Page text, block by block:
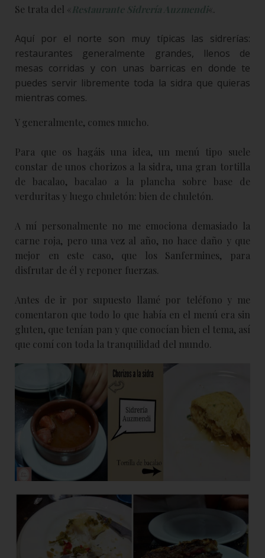
Se trata del « Restaurante Sidrería Auzmendi«.
Aquí por el norte son muy típicas las sidrerías:
restaurantes generalmente grandes, llenos de
mesas corridas y con unas barricas en donde te
puedes servir libremente toda la sidra que quieras
mientras comes.
Y generalmente, comes mucho.
Para que os hagáis una idea, un menú tipo suele
constar de unos chorizos a la sidra, una gran tortilla
de bacalao, bacalao a la plancha sobre base de
verduritas y luego chuletón: bien de chuletón.
A mí personalmente no me emociona demasiado la
carne roja, pero una vez al año, no hace daño y que
mejor en este caso, que los Sanfermines, para
disfrutar de él y reponer fuerzas.
Antes de ir por supuesto llamé por teléfono y me
comentaron que todo lo que había en el menú era sin
gluten, que tenían pan y que conocían bien el tema, así
que comí con toda la tranquilidad del mundo.